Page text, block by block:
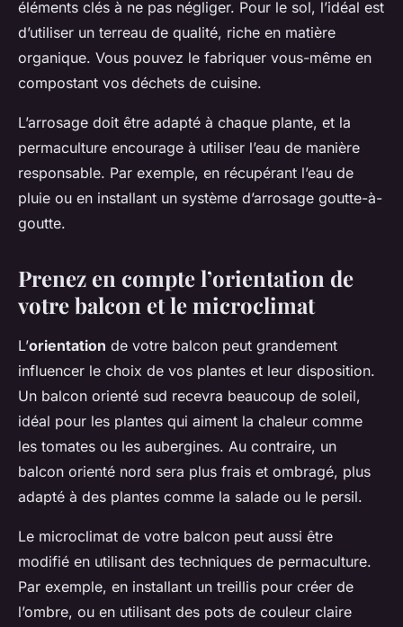
éléments clés à ne pas négliger. Pour le sol, l’idéal est
d’utiliser un terreau de qualité, riche en matière
organique. Vous pouvez le fabriquer vous-même en
compostant vos déchets de cuisine.
L’arrosage doit être adapté à chaque plante, et la
permaculture encourage à utiliser l’eau de manière
responsable. Par exemple, en récupérant l’eau de
pluie ou en installant un système d’arrosage goutte-à-
goutte.
Prenez en compte l’orientation de
votre balcon et le microclimat
L’orientation de votre balcon peut grandement
influencer le choix de vos plantes et leur disposition.
Un balcon orienté sud recevra beaucoup de soleil,
idéal pour les plantes qui aiment la chaleur comme
les tomates ou les aubergines. Au contraire, un
balcon orienté nord sera plus frais et ombragé, plus
adapté à des plantes comme la salade ou le persil.
Le microclimat de votre balcon peut aussi être
modifié en utilisant des techniques de permaculture.
Par exemple, en installant un treillis pour créer de
l’ombre, ou en utilisant des pots de couleur claire